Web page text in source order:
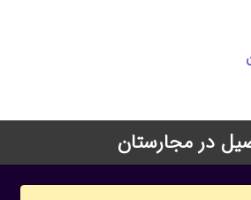
در مجارستان